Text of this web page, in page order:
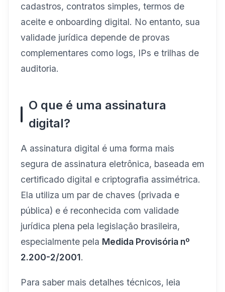
cadastros, contratos simples, termos de
aceite e onboarding digital. No entanto, sua
validade jurídica depende de provas
complementares como logs, IPs e trilhas de
auditoria.
O que é uma assinatura
digital?
A assinatura digital é uma forma mais
segura de assinatura eletrônica, baseada em
certificado digital e criptografia assimétrica.
Ela utiliza um par de chaves (privada e
pública) e é reconhecida com validade
jurídica plena pela legislação brasileira,
especialmente pela Medida Provisória nº
2.200-2/2001.
Para saber mais detalhes técnicos, leia